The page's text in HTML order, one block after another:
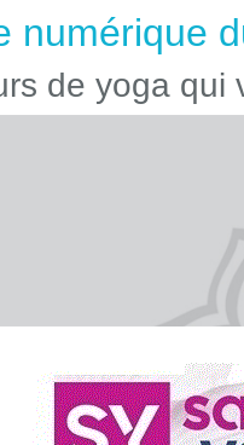
numérique
de yoga qui